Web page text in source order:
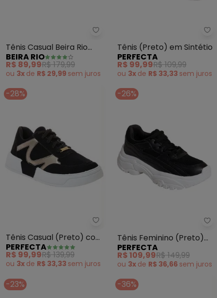
Beira Rio - Tênis Casual Beira
Tênis Casual Beira Rio
(Preto)
BEIRA RIO
R$ 89,99R$ 179,99
ou 3x de R$ 29,99 sem juros
Tênis (Preto) em Sintétio
PERFECTA
R$ 99,99R$ 109,99
ou 3x de R$ 33,33 sem juros
-28%
Perfecta - Tênis Casual
Tênis Casual (Preto) com
Adereço Dourado
PERFECTA
R$ 99,99R$ 139,99
ou 3x de R$ 33,33 sem juros
-26%
Tênis Feminino (Preto)
em Sintético e Mesh
PERFECTA
R$ 109,99R$ 149,99
ou 3x de R$ 36,66 sem juros
-23% -36%